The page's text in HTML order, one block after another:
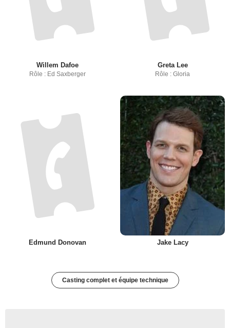
Willem Dafoe
Rôle : Ed Saxberger
Greta Lee
Rôle : Gloria
Edmund Donovan Jake Lacy
Casting complet et équipe technique